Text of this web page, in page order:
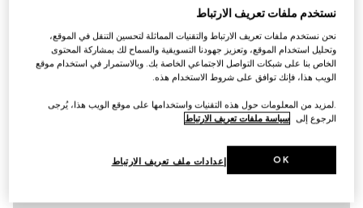
التخصيص بالأحرف الأولى
محفظة Dionysus معلقة بسلسلة
SAR 6,000
تنويعاتجلد باللون الأبيض
نستخدم ملفات تعريف الارتباط
نحن نستخدم ملفات تعريف الارتباط والتقنيات المماثلة لتحسين التنقل في الموقع،
وتحليل استخدام الموقع، وتعزيز جهودنا التسويقية والسماح لك بمشاركة المحتوى
الخاص بنا على شبكات التواصل الاجتماعي الخاصة بك. وبالاستمرار في استخدام موقع
الويب هذا، فإنك توافق على شروط الاستخدام هذه.
.لمزيد من المعلومات حول هذه التقنيات واستخدامها على موقع الويب هذا، يُرجى
الرجوع إلى سياسة ملفات تعريف الارتباط
إعدادات ملف تعريف الارتباط OK